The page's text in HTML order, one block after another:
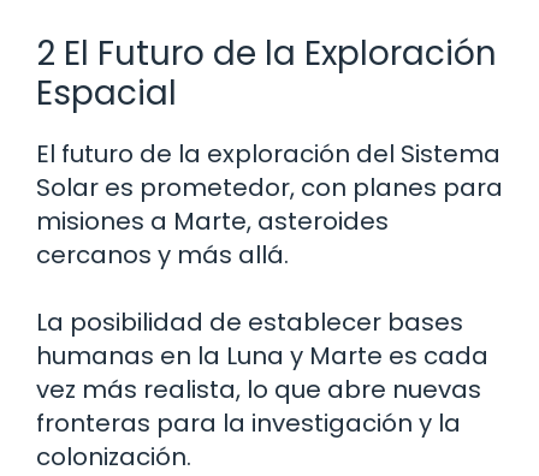
2 El Futuro de la Exploración
Espacial
El futuro de la exploración del Sistema
Solar es prometedor, con planes para
misiones a Marte, asteroides
cercanos y más allá.
La posibilidad de establecer bases
humanas en la Luna y Marte es cada
vez más realista, lo que abre nuevas
fronteras para la investigación y la
colonización.